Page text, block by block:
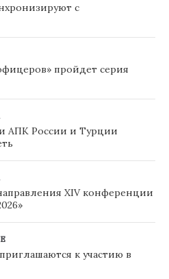
с
пройдет серия
АПК России и Турции
XIV конференции
к участию в